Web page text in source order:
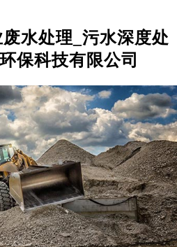
水处理_污水深度处
保科技有限公司